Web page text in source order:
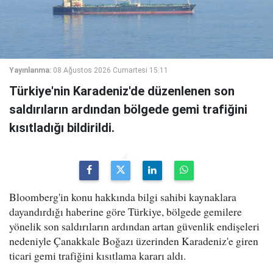
Yayınlanma: 08 Ağustos 2026 Cumartesi 15:11
Türkiye'nin Karadeniz'de düzenlenen son
saldırıların ardından bölgede gemi trafiğini
kısıtladığı bildirildi.
Bloomberg'in konu hakkında bilgi sahibi kaynaklara
dayandırdığı haberine göre Türkiye, bölgede gemilere
yönelik son saldırıların ardından artan güvenlik endişeleri
nedeniyle Çanakkale Boğazı üzerinden Karadeniz'e giren
ticari gemi trafiğini kısıtlama kararı aldı.